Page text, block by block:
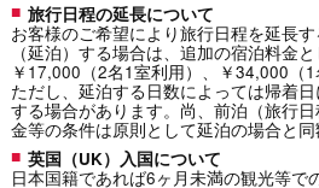
旅行日程の延長について
お客様のご希望により旅行日程を延長
（延泊）する場合は、追加の宿泊料金
￥17,000（2名1室利用）、￥34,000（1
ただし、延泊する日数によっては帰着
する場合があります。尚、前泊（旅行
金等の条件は原則として延泊の場合と同
英国（UK）入国について
日本国籍であれば6ヶ月未満の観光等で